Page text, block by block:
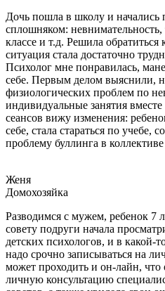
Дочь пошла в школу и начались
сплошняком: невнимательность,
классе и т.д. Решила обратиться
ситуация стала достаточно
Психолог мне понравилась,
себе. Первым делом выяснили,
физиологических проблем по
индивидуальные занятия
сеансов вижу изменения:
себе, стала стараться по учебе,
проблему буллинга в коллективе
Женя
Домохозяйка
Разводимся с мужем, ребенок 7
совету подруги начала
детских психологов, и в какой-
надо срочно записываться на
может проходить и он-лайн, что
личную консультацию